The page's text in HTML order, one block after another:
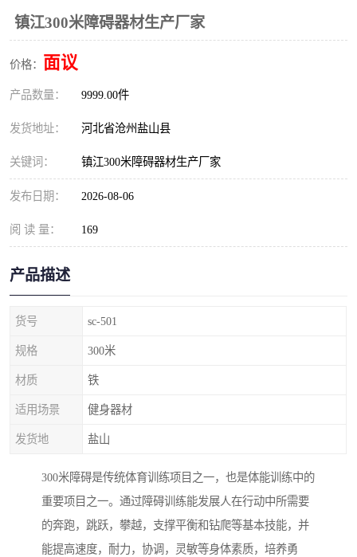
镇江300米障碍器材生产厂家
价格： 面议
产品数量： 9999.00件
发货地址： 河北省沧州盐山县
关键词： 镇江300米障碍器材生产厂家
发布日期： 2026-08-06
阅 读 量： 169
产品描述
货号 sc-501
规格 300米
材质 铁
适用场景 健身器材
发货地 盐山
300米障碍是传统体育训练项目之一，也是体能训练中的
重要项目之一。通过障碍训练能发展人在行动中所需要
的奔跑，跳跃，攀越，支撑平衡和钻爬等基本技能，并
能提高速度，耐力，协调，灵敏等身体素质，培养勇